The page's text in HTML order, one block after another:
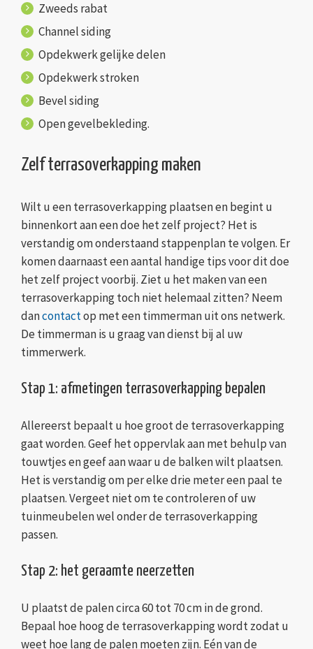
Zweeds rabat
Channel siding
Opdekwerk gelijke delen
Opdekwerk stroken
Bevel siding
Open gevelbekleding.
Zelf terrasoverkapping maken
Wilt u een terrasoverkapping plaatsen en begint u
binnenkort aan een doe het zelf project? Het is
verstandig om onderstaand stappenplan te volgen. Er
komen daarnaast een aantal handige tips voor dit doe
het zelf project voorbij. Ziet u het maken van een
terrasoverkapping toch niet helemaal zitten? Neem
dancontactop met een timmerman uit ons netwerk.
De timmerman is u graag van dienst bij al uw
timmerwerk.
Stap 1: afmetingen terrasoverkapping bepalen
Allereerst bepaalt u hoe groot de terrasoverkapping
gaat worden. Geef het oppervlak aan met behulp van
touwtjes en geef aan waar u de balken wilt plaatsen.
Het is verstandig om per elke drie meter een paal te
plaatsen. Vergeet niet om te controleren of uw
tuinmeubelen wel onder de terrasoverkapping
passen.
Stap 2: het geraamte neerzetten
U plaatst de palen circa 60 tot 70 cm in de grond.
Bepaal hoe hoog de terrasoverkapping wordt zodat u
weet hoe lang de palen moeten zijn. Eén van de